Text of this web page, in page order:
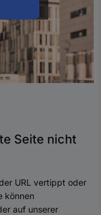
Seite nicht
URL vertippt oder
können
auf unserer